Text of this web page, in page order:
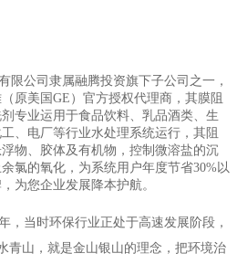
限公司隶属融腾投资旗下子公司之一，
原美国GE）官方授权代理商，其膜阻
专业运用于食品饮料、乳品酒类、生
、电厂等行业水处理系统运行，其阻
物、胶体及有机物，控制微溶盐的沉
氯的氧化，为系统用户年度节省30%以
为您企业发展降本护航。
当时环保行业正处于高速发展阶段，
青山，就是金山银山的理念，把环境治